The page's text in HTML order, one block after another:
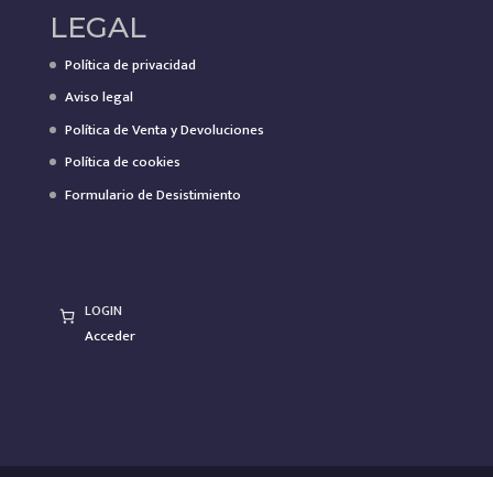
LEGAL
Política de privacidad
Aviso legal
Política de Venta y Devoluciones
Política de cookies
Formulario de Desistimiento
LOGIN
Acceder